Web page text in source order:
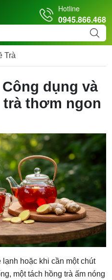
Hotline
0945.866.468
Trà
dụng và
thơm ngon
hoặc khi cần một chút
một tách hồng trà ấm nóng